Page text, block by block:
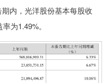
内，光洋股份基本每股收
为1.49%。